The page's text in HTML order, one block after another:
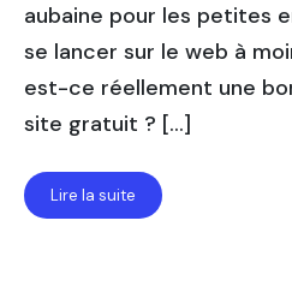
aubaine pour les petites
se lancer sur le web à
est-ce réellement une
site gratuit ? […]
Lire la suite